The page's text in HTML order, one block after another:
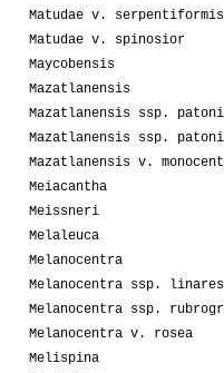
Matudae v. serpentiformis
Matudae v. spinosior
Maycobensis
Mazatlanensis
Mazatlanensis ssp.
Mazatlanensis ssp.
Mazatlanensis v.
Meiacantha
Meissneri
Melaleuca
Melanocentra
Melanocentra ssp.
Melanocentra ssp.
Melanocentra v. rosea
Melispina